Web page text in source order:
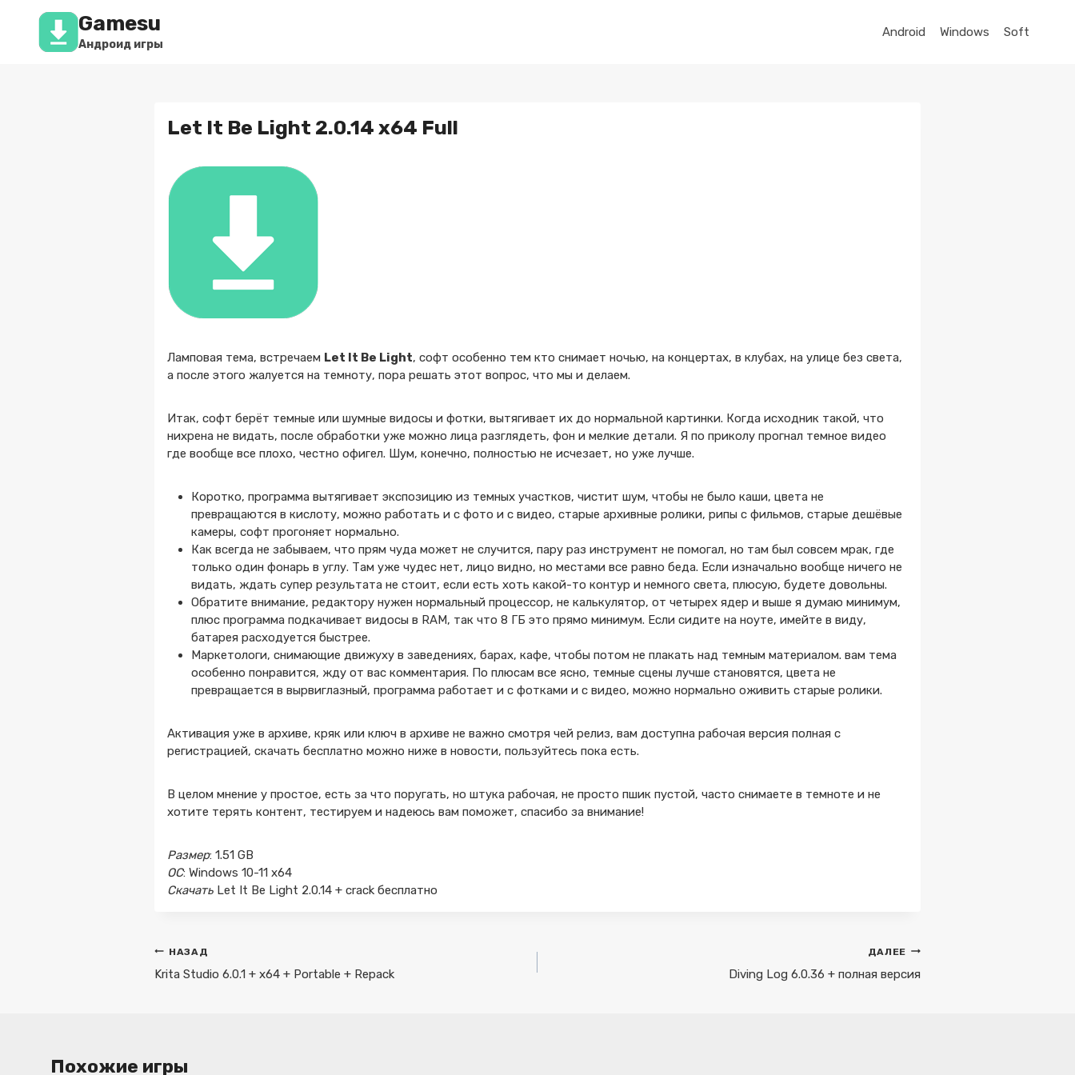
Перейти
содержимому
Gamesu
Андроид игры
Android Windows Soft
Let It Be Light 2.0.14 x64 Full
Ламповая тема, встречаем Let It Be Light, софт особенно тем кто снимает ночью, на концертах, в клубах, на улице без света,
а после этого жалуется на темноту, пора решать этот вопрос, что мы и делаем.
Итак, софт берёт темные или шумные видосы и фотки, вытягивает их до нормальной картинки. Когда исходник такой, что
нихрена не видать, после обработки уже можно лица разглядеть, фон и мелкие детали. Я по приколу прогнал темное видео
где вообще все плохо, честно офигел. Шум, конечно, полностью не исчезает, но уже лучше.
Коротко, программа вытягивает экспозицию из темных участков, чистит шум, чтобы не было каши, цвета не
превращаются в кислоту, можно работать и с фото и с видео, старые архивные ролики, рипы с фильмов, старые дешёвые
камеры, софт прогоняет нормально.
Как всегда не забываем, что прям чуда может не случится, пару раз инструмент не помогал, но там был совсем мрак, где
только один фонарь в углу. Там уже чудес нет, лицо видно, но местами все равно беда. Если изначально вообще ничего не
видать, ждать супер результата не стоит, если есть хоть какой-то контур и немного света, плюсую, будете довольны.
Обратите внимание, редактору нужен нормальный процессор, не калькулятор, от четырех ядер и выше я думаю минимум,
плюс программа подкачивает видосы в RAM, так что 8 ГБ это прямо минимум. Если сидите на ноуте, имейте в виду,
батарея расходуется быстрее.
Маркетологи, снимающие движуху в заведениях, барах, кафе, чтобы потом не плакать над темным материалом. вам тема
особенно понравится, жду от вас комментария. По плюсам все ясно, темные сцены лучше становятся, цвета не
превращается в вырвиглазный, программа работает и с фотками и с видео, можно нормально оживить старые ролики.
Активация уже в архиве, кряк или ключ в архиве не важно смотря чей релиз, вам доступна рабочая версия полная с
регистрацией, скачать бесплатно можно ниже в новости, пользуйтесь пока есть.
В целом мнение у простое, есть за что поругать, но штука рабочая, не просто пшик пустой, часто снимаете в темноте и не
хотите терять контент, тестируем и надеюсь вам поможет, спасибо за внимание!
Размер: 1.51 GB
ОС: Windows 10-11 x64
Скачать Let It Be Light 2.0.14 + crack бесплатно
Навигация
по
НАЗАД
Krita Studio 6.0.1 + x64 + Portable + Repack
ДАЛЕЕ
Diving Log 6.0.36 + полная версия
Похожие игры